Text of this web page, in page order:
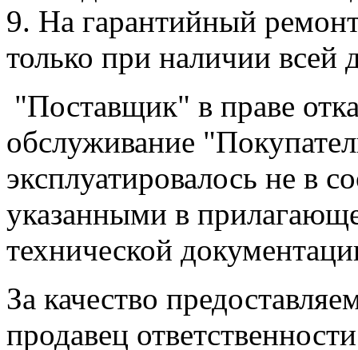
9. На гарантийный
только при наличии всей
"Поставщик" в праве
обслуживание
эксплуатировалось не в
указанными в
технической
За качество
продавец